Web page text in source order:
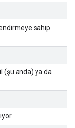
sahip
(şu anda) ya da